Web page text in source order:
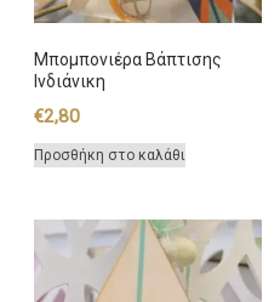
Μπομπονιέρα Βάπτισης
Ινδιάνικη
€2,80
Προσθήκη στο καλάθι